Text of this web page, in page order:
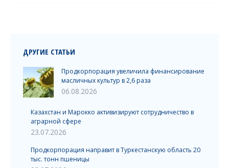
ДРУГИЕ СТАТЬИ
Продкорпорация увеличила финансирование
масличных культур в 2,6 раза
06.08.2026
Казахстан и Марокко активизируют сотрудничество в
аграрной сфере
23.07.2026
Продкорпорация направит в Туркестанскую область 20
тыс. тонн пшеницы